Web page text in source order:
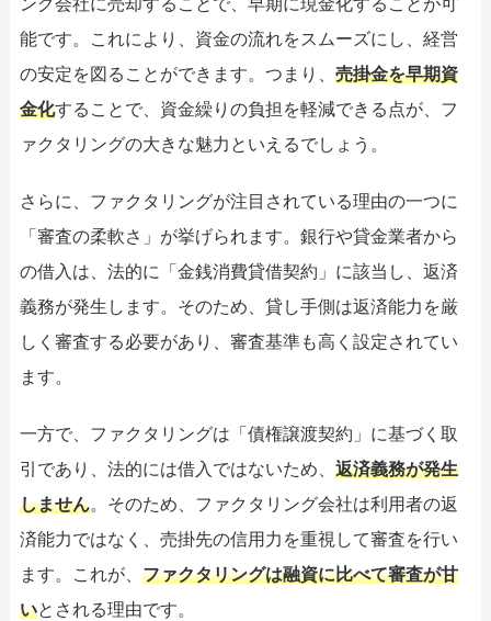
ング会社に売却することで、早期に現金化することが可
能です。これにより、資金の流れをスムーズにし、経営
の安定を図ることができます。つまり、 売掛金を早期資
金化することで、資金繰りの負担を軽減できる点が、フ
ァクタリングの大きな魅力といえるでしょう。
さらに、ファクタリングが注目されている理由の一つに
「審査の柔軟さ」が挙げられます。銀行や貸金業者から
の借入は、法的に「金銭消費貸借契約」に該当し、返済
義務が発生します。そのため、貸し手側は返済能力を厳
しく審査する必要があり、審査基準も高く設定されてい
ます。
一方で、ファクタリングは「債権譲渡契約」に基づく取
引であり、法的には借入ではないため、 返済義務が発生
しません。そのため、ファクタリング会社は利用者の返
済能力ではなく、売掛先の信用力を重視して審査を行い
ます。これが、 ファクタリングは融資に比べて審査が甘
いとされる理由です。